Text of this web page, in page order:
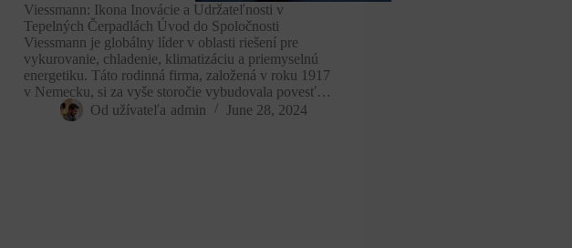
Viessmann: Ikona Inovácie a Udržateľnosti v
Tepelných Čerpadlách Úvod do Spoločnosti
Viessmann je globálny líder v oblasti riešení pre
vykurovanie, chladenie, klimatizáciu a priemyselnú
energetiku. Táto rodinná firma, založená v roku 1917
v Nemecku, si za vyše storočie vybudovala povesť…
Od užívateľa admin June 28, 2024